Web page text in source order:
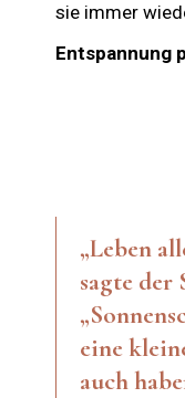
sie immer
Entspannung
„Leben
sagte der
eine
auch